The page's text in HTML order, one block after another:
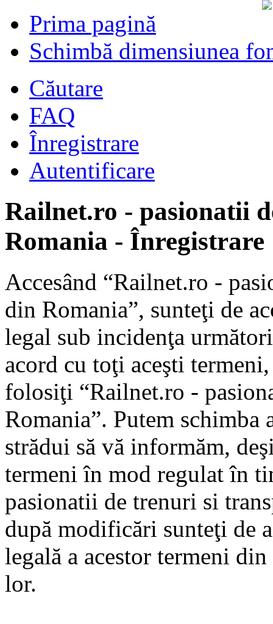
Prima pagină
Schimbă dimensiunea
Căutare
FAQ
Înregistrare
Autentificare
Railnet.ro - pasionatii
Romania - Înregistrare
Accesând “Railnet.ro -
din Romania”, sunteţi de
legal sub incidenţa
acord cu toţi aceşti
folosiţi “Railnet.ro -
Romania”. Putem
strădui să vă informăm,
termeni în mod regulat în
pasionatii de trenuri si
după modificări sunteţi de
legală a acestor termeni
lor.